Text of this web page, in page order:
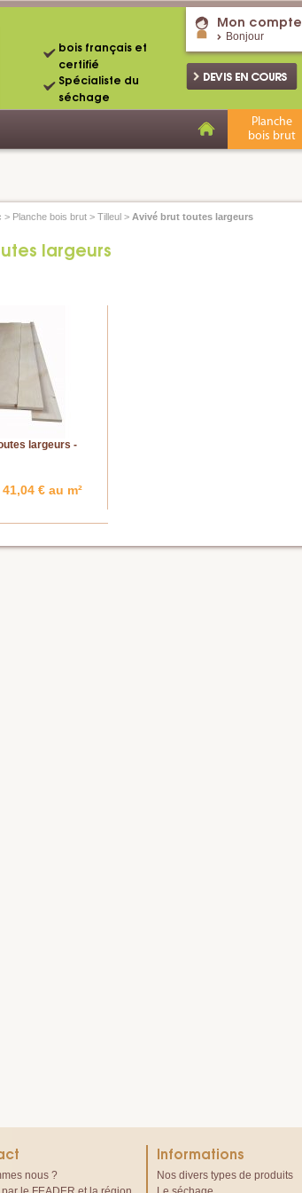
bois français et
certifié
Spécialiste du
séchage
Mon compte
Bonjour
Planche
bois brut
> Planche bois brut> Tilleul> Avivé brut toutes largeurs
largeurs
largeurs -
€ au m²
nous ?
Informations
Nos divers types de produits